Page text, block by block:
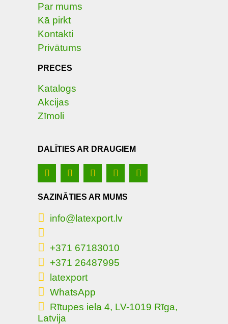
Par mums
Kā pirkt
Kontakti
Privātums
PRECES
Katalogs
Akcijas
Zīmoli
DALĪTIES AR DRAUGIEM
SAZINĀTIES AR MUMS
info@latexport.lv
+371 67183010
+371 26487995
latexport
WhatsApp
Rītupes iela 4, LV-1019 Rīga,
Latvija